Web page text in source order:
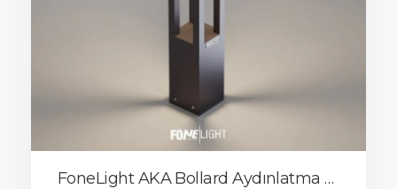
FoneLight AKA Bollard Aydınlatma Bahçe Aydınlatma Armatürü